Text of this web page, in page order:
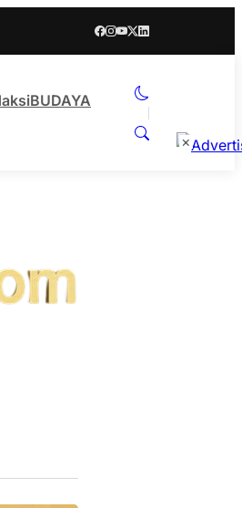
BUDAYA
×